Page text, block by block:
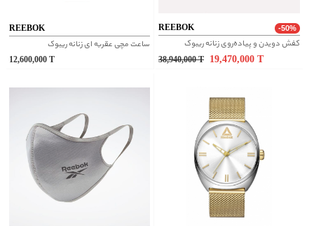
REEBOK
ساعت مچی عقربه ای زنانه ریبوک
12,600,000
REEBOK -50%
کفش دویدن و پیاده‌روی زنانه ریبوک
38,940,000 T 19,470,000